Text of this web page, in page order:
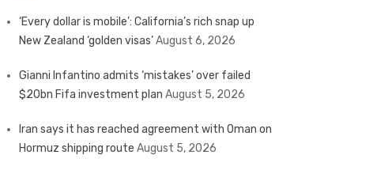
‘Every dollar is mobile’: California’s rich snap up
New Zealand ‘golden visas’August 6, 2026
Gianni Infantino admits ‘mistakes’ over failed
$20bn Fifa investment plan August 5, 2026
Iran says it has reached agreement with Oman on
Hormuz shipping route August 5, 2026